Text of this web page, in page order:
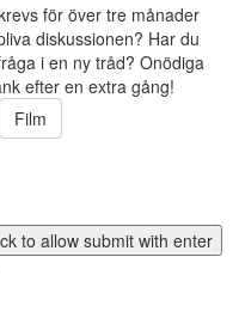
för över tre månader
diskussionen? Har du
i en ny tråd? Onödiga
efter en extra gång!
Film